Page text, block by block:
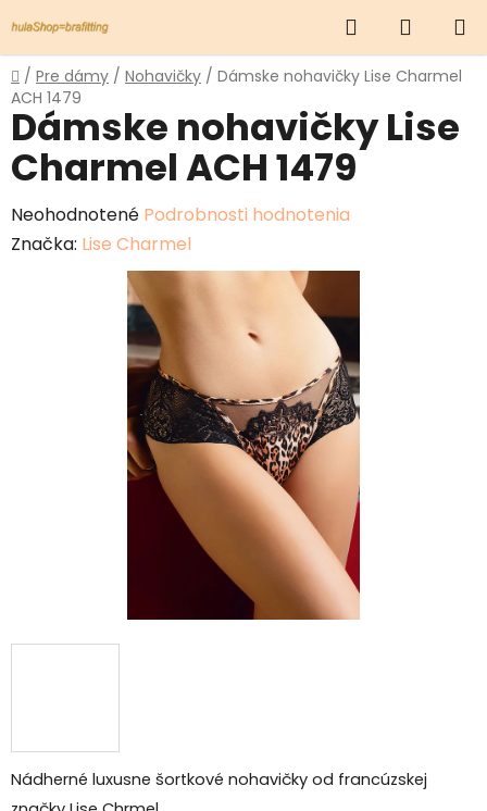
na
obsah
Hľadať
KOŠÍK
Domov
/ Pre dámy / Nohavičky / Dámske nohavičky Lise Charmel
ACH 1479
Nádherné luxusne šortkové nohavičky od francúzskej
Dámske nohavičky Lise
Charmel ACH 1479
Priemerné
hodnotenie
Neohodnotené Podrobnosti hodnotenia
Značka: Lise Charmel